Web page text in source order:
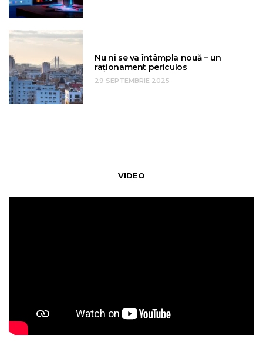
Nu ni se va întâmpla nouă – un
raționament periculos
29 SEPTEMBRIE 2025
VIDEO